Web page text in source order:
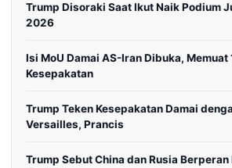
Trump Disoraki Saat Ikut Naik Podium
2026
Isi MoU Damai AS-Iran Dibuka, Memuat
Kesepakatan
Trump Teken Kesepakatan Damai
Versailles, Prancis
Trump Sebut China dan Rusia